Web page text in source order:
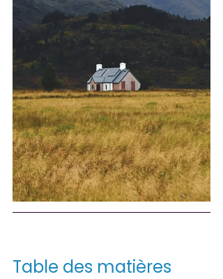
Table des matières